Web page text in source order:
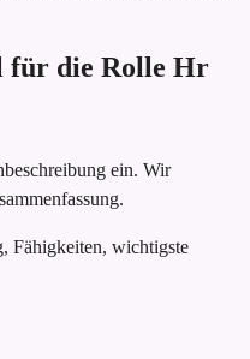
für die Rolle Hr
ein. Wir
Fähigkeiten, wichtigste